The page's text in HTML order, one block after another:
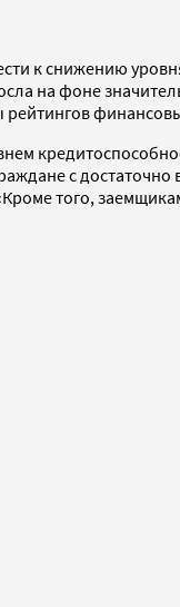
к снижению
на фоне
с
того,